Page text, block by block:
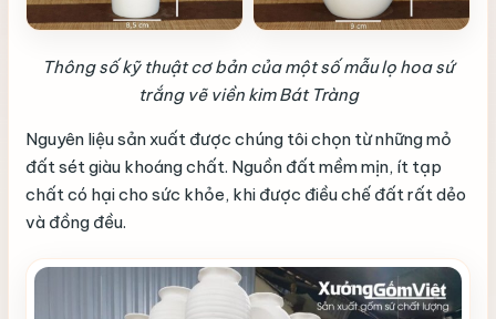
Thông số kỹ thuật cơ bản của một số mẫu lọ hoa sứ
trắng vẽ viền kim Bát Tràng
Nguyên liệu sản xuất được chúng tôi chọn từ những mỏ
đất sét giàu khoáng chất. Nguồn đất mềm mịn, ít tạp
chất có hại cho sức khỏe, khi được điều chế đất rất dẻo
và đồng đều.